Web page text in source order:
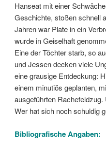
Hanseat mit einer
Geschichte, stoßen schnell
Jahren war Plate in ein
wurde in Geiselhaft
Eine der Töchter starb, so
und Jessen decken viele
eine grausige Entdeckung:
einem minutiös geplanten,
ausgeführten
Wer hat sich noch schuldig
Bibliografische Angaben: